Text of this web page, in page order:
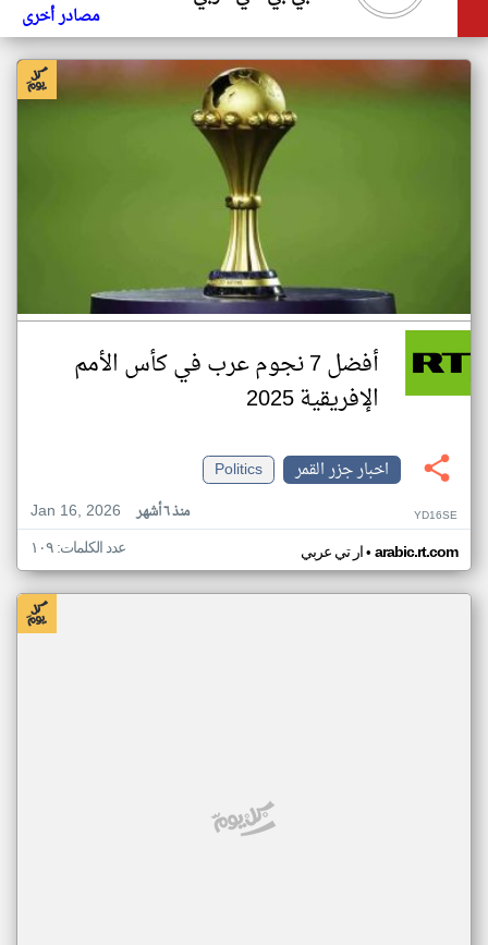
مصادر أخرى
أفضل 7 نجوم عرب في كأس الأمم
الإفريقية 2025
اخبار جزر القمر
Politics
Jan 16, 2026
منذ ٦ أشهر YD16SE
ار تي عربي• arabic.rt.com عدد الكلمات: ١٠٩